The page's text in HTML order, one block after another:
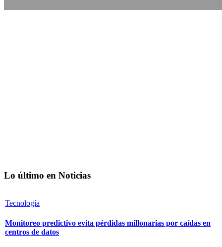
Lo último en Noticias
Tecnología
Monitoreo predictivo evita pérdidas millonarias por caídas en
centros de datos